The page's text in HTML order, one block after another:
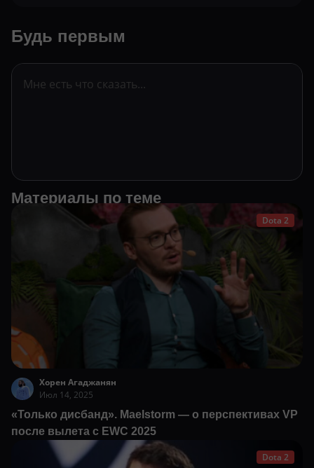
Будь первым
Материалы по теме
Dota 2
Хорен Агаджанян
Июл 14, 2025
«Только дисбанд». Maelstorm — о перспективах VP
после вылета с EWC 2025
Dota 2